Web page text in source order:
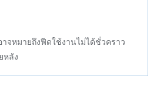
จหมายถึงฟีดใช้งานไม่ได้ชั่วคราว
หลัง